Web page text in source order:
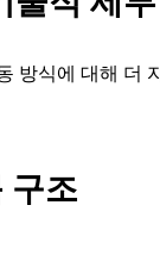
방식에 대해 더
구조